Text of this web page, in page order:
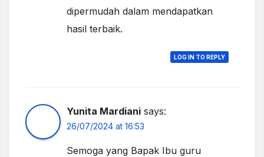
dipermudah dalam mendapatkan
hasil terbaik.
LOG IN TO REPLY
Yunita Mardiani says:
26/07/2024 at 16:53
Semoga yang Bapak Ibu guru